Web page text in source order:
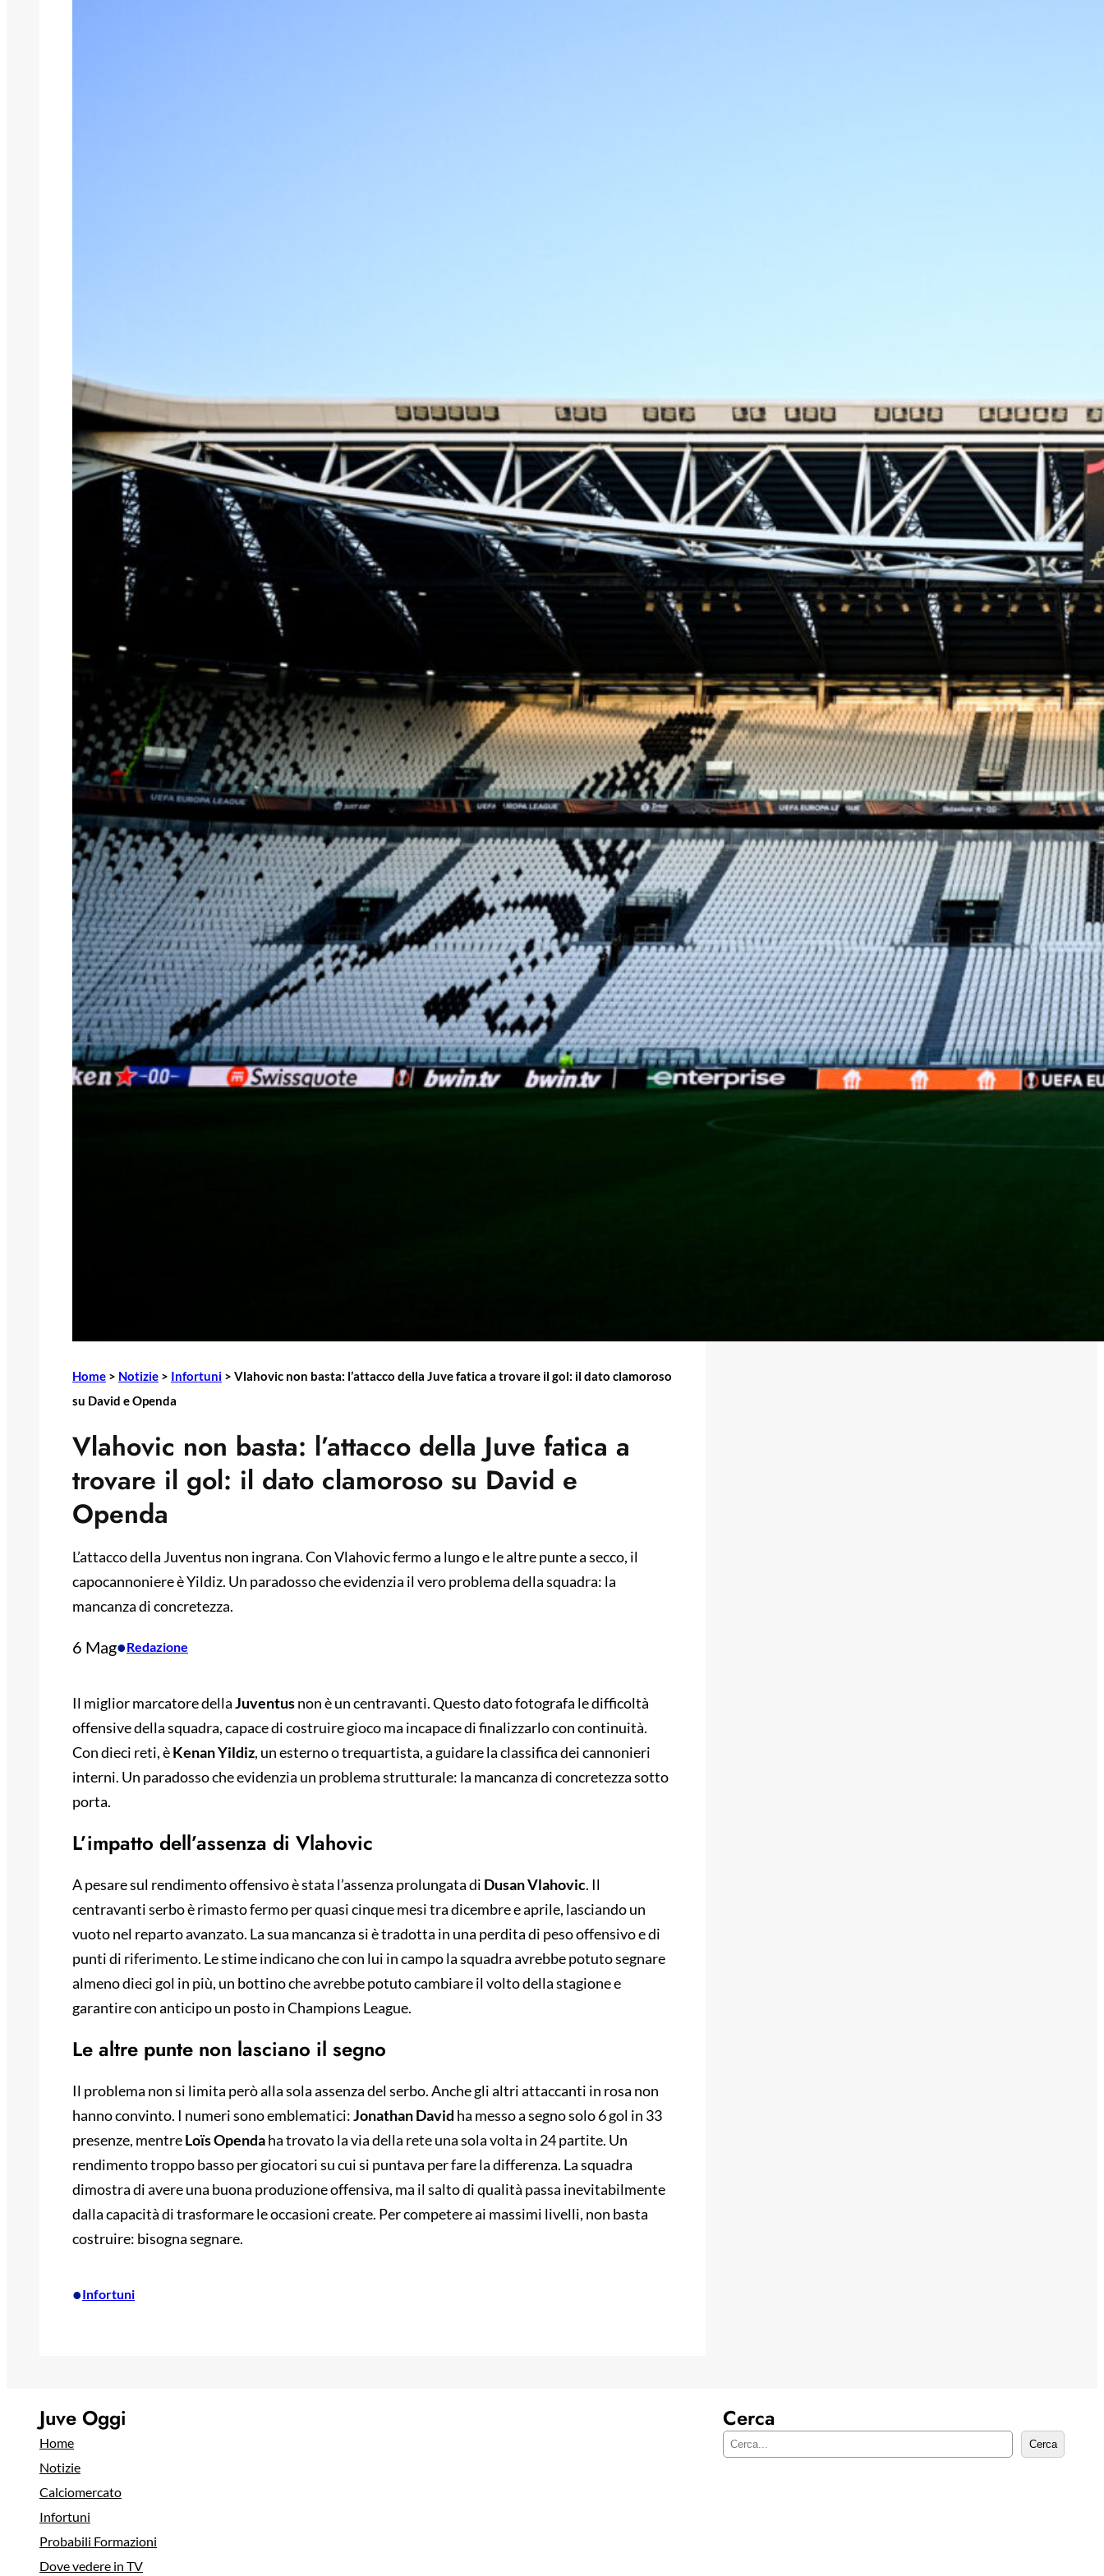
Home > Notizie > Infortuni > Vlahovic non basta: l’attacco della Juve fatica a trovare il gol: il dato clamoroso
su David e Openda
Vlahovic non basta: l’attacco della Juve fatica a
trovare il gol: il dato clamoroso su David e
Openda
L’attacco della Juventus non ingrana. Con Vlahovic fermo a lungo e le altre punte a secco, il
capocannoniere è Yildiz. Un paradosso che evidenzia il vero problema della squadra: la
mancanza di concretezza.
6 Mag•Redazione
Il miglior marcatore dellaJuventusnon è un centravanti. Questo dato fotografa le difficoltà
offensive della squadra, capace di costruire gioco ma incapace di finalizzarlo con continuità.
Con dieci reti, èKenan Yildiz, un esterno o trequartista, a guidare la classifica dei cannonieri
interni. Un paradosso che evidenzia un problema strutturale: la mancanza di concretezza sotto
porta.
L’impatto dell’assenza di Vlahovic
A pesare sul rendimento offensivo è stata l’assenza prolungata di Dusan Vlahovic. Il
centravanti serbo è rimasto fermo per quasi cinque mesi tra dicembre e aprile, lasciando un
vuoto nel reparto avanzato. La sua mancanza si è tradotta in una perdita di peso offensivo e di
punti di riferimento. Le stime indicano che con lui in campo la squadra avrebbe potuto segnare
almeno dieci gol in più, un bottino che avrebbe potuto cambiare il volto della stagione e
garantire con anticipo un posto in Champions League.
Le altre punte non lasciano il segno
Il problema non si limita però alla sola assenza del serbo. Anche gli altri attaccanti in rosa non
hanno convinto. I numeri sono emblematici:Jonathan David ha messo a segno solo 6 gol in 33
presenze, mentreLoïs Opendaha trovato la via della rete una sola volta in 24 partite. Un
rendimento troppo basso per giocatori su cui si puntava per fare la differenza. La squadra
dimostra di avere una buona produzione offensiva, ma il salto di qualità passa inevitabilmente
dalla capacità di trasformare le occasioni create. Per competere ai massimi livelli, non basta
costruire: bisogna segnare.
•Infortuni
Juve Oggi
Home
Notizie
Calciomercato
Infortuni
Probabili Formazioni
Dove vedere in TV
Cerca
C
Cerca